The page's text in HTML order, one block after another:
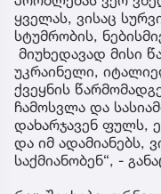
ყველას, ვისაც
სტუმრობის,
მიუხედავად მისი
უკრაინელი,
ქვეყნის
ჩამოსვლა და
დახარჯავენ ფულს,
და იმ ადამიანებს,
საქმიანობენ“, -